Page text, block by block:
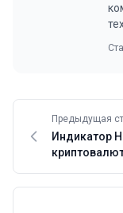
Предыдущая
Индикатор